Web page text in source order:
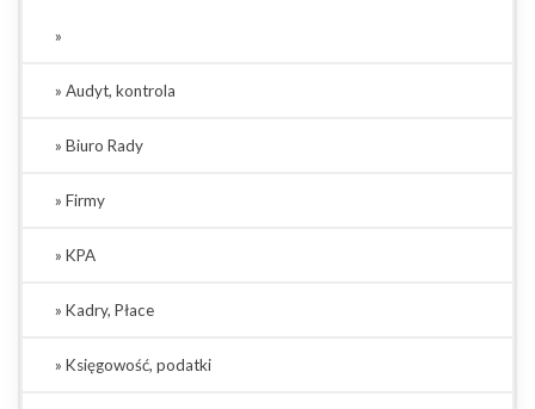
»
» Audyt, kontrola
» Biuro Rady
» Firmy
» KPA
» Kadry, Płace
» Księgowość, podatki